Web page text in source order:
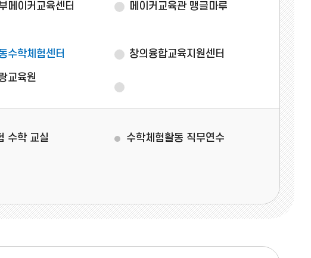
기
메이커교육센터 메이커교육관 맹글마루
수학체험센터 창의융합교육지원센터
교육원
수학 교실 수학체험활동 직무연수